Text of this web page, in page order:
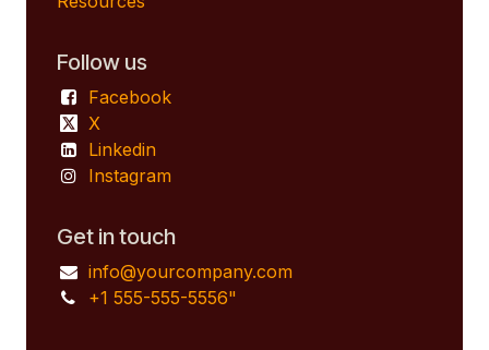
Follow us
Facebook
X
Linkedin
Instagram
Get in touch
info@yourcompany.com
+1 555-555-5556"